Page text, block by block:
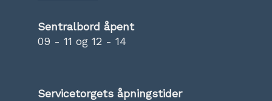
Sentralbord åpent
09 - 11 og 12 - 14
Servicetorgets åpningstider